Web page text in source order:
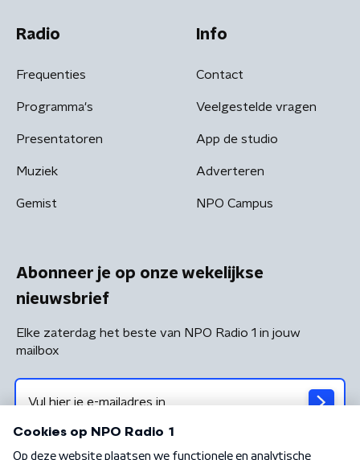
Radio
Frequenties
Programma's
Presentatoren
Muziek
Gemist
Info
Contact
Veelgestelde vragen
App de studio
Adverteren
NPO Campus
Abonneer je op onze wekelijkse
nieuwsbrief
Elke zaterdag het beste van NPO Radio 1 in jouw
mailbox